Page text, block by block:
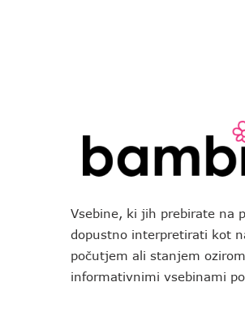
Vsebine, ki jih prebirate na
dopustno interpretirati kot
počutjem ali stanjem
informativnimi vsebinami